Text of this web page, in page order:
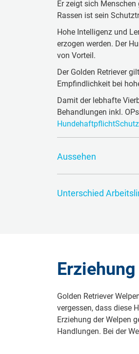
Er zeigt sich
Rassen ist sein
Hohe Intelligenz und
erzogen werden. Der
von Vorteil.
Der Golden Retriever
Empfindlichkeit bei
Damit der lebhafte
Behandlungen inkl.
HundehaftpflichtSchutz
Aussehen
Nasenwurzel zur
Unterschied
Vertreter der
angemessene
Die Zucht der
kurzen Beinen. Die
Arbeitslinie. Vertreter
Wasseraktivitäten und
Golden Retriever
vergessen, dass diese
Erziehung der Welpen
Handlungen. Bei der